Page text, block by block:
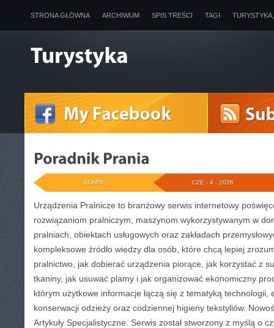
STRONA GŁÓWNA ARCHIWUM SPIS TREŚCI TAGI
CZE - 4 - 2026
ADMIN
Urządzenia Pralnicze to branżowy serwis internetowy
rozwiązaniom pralniczym, maszynom wykorzystywanym w
pralniach, obiektach usługowych oraz zakładach
kompleksowe źródło wiedzy dla osób, które chcą lepiej
pralnictwo, jak dobierać urządzenia piorące, jak korzystać z
tkaniny, jak usuwać plamy i jak organizować ekonomiczny
którym użytkowe informacje łączą się z tematyką technologii,
konserwacji odzieży oraz codziennej higieny tekstyliów.
Artykuły Specjalistyczne. Serwis został stworzony z myślą o